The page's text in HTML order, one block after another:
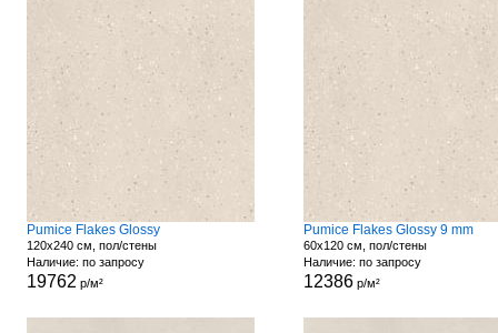
Pumice Flakes Glossy
120x240 см, пол/стены
Наличие: по запросу
19762 р/м²
Pumice Flakes Glossy 9 mm
60x120 см, пол/стены
Наличие: по запросу
12386р/м²